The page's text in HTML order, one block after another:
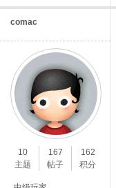
comac
10
主题
167
帖子
162
积分